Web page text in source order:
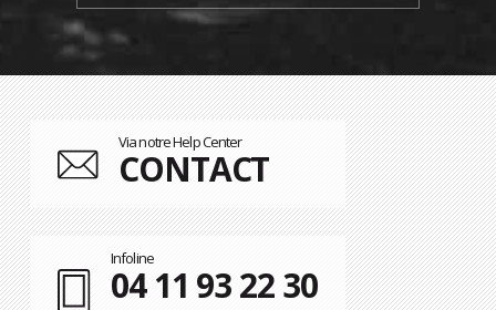
Via notre Help Center
CONTACT
Infoline
04 11 93 22 30